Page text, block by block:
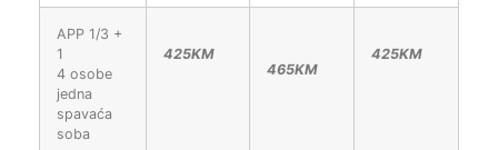
APP 1/3 +
1
4 osobe
jedna
spavaća
soba
425KM
465KM
425KM